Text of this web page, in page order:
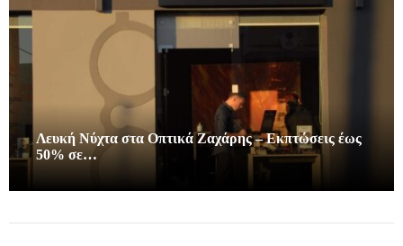
Λευκή Νύχτα στα Οπτικά Ζαχάρης – Εκπτώσεις έως
50% σε…